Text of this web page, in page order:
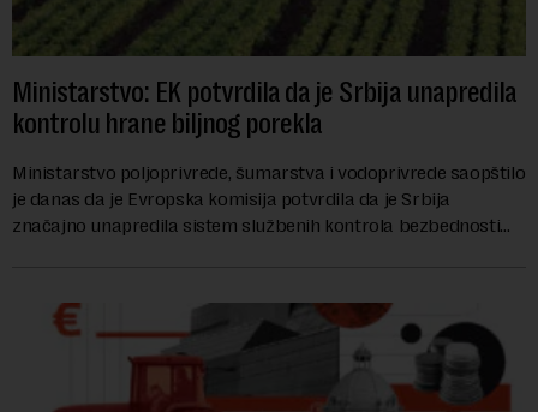
Ministarstvo: EK potvrdila da je Srbija unapredila
kontrolu hrane biljnog porekla
Ministarstvo poljoprivrede, šumarstva i vodoprivrede saopštilo
je danas da je Evropska komisija potvrdila da je Srbija
značajno unapredila sistem službenih kontrola bezbednosti